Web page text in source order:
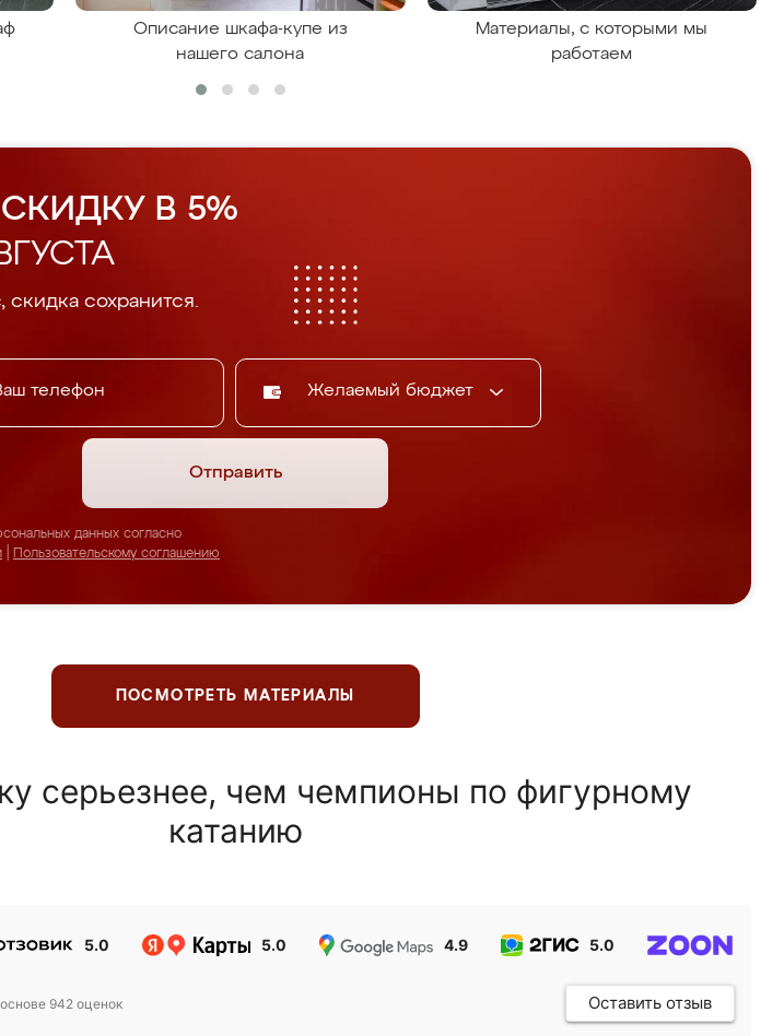
Описание шкафа-купе из
нашего салона
Материалы, с которыми мы
работаем
В 5%
скидка сохранится.
Желаемый бюджет
Отправить
данных согласно
Пользовательскому соглашению
ПОСМОТРЕТЬ МАТЕРИАЛЫ
серьезнее, чем чемпионы по фигурному
катанию
5.0 5.0 4.9 5.0
942 оценок Оставить отзыв